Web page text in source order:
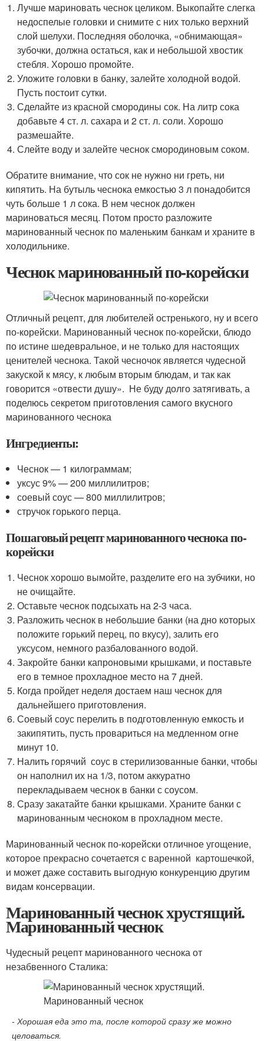
Лучше мариновать чеснок целиком. Выкопайте слегка
недоспелые головки и снимите с них только верхний
слой шелухи. Последняя оболочка, «обнимающая»
зубочки, должна остаться, как и небольшой хвостик
стебля. Хорошо промойте.
Уложите головки в банку, залейте холодной водой.
Пусть постоит сутки.
Сделайте из красной смородины сок. На литр сока
добавьте 4 ст. л. сахара и 2 ст. л. соли. Хорошо
размешайте.
Слейте воду и залейте чеснок смородиновым соком.
Обратите внимание, что сок не нужно ни греть, ни
кипятить. На бутыль чеснока емкостью 3 л понадобится
чуть больше 1 л сока. В нем чеснок должен
мариноваться месяц. Потом просто разложите
маринованный чеснок по маленьким банкам и храните в
холодильнике.
Чеснок маринованный по-корейски
Отличный рецепт, для любителей остренького, ну и всего
по-корейски. Маринованный чеснок по-корейски, блюдо
по истине шедевральное, и не только для настоящих
ценителей чеснока. Такой чесночок является чудесной
закуской к мясу, к любым вторым блюдам, и так как
говорится «отвести душу». Не буду долго затягивать, а
поделюсь секретом приготовления самого вкусного
маринованного чеснока
Ингредиенты:
Чеснок — 1 килограммам;
уксус 9% — 200 миллилитров;
соевый соус — 800 миллилитров;
стручок горького перца.
Пошаговый рецепт маринованного чеснока по-
корейски
Чеснок хорошо вымойте, разделите его на зубчики, но
не очищайте.
Оставьте чеснок подсыхать на 2-3 часа.
Разложить чеснок в небольшие банки (на дно которых
положите горький перец, по вкусу), залить его
уксусом, немного разбалованного водой.
Закройте банки капроновыми крышками, и поставьте
его в темное прохладное место на 7 дней.
Когда пройдет неделя достаем наш чеснок для
дальнейшего приготовления.
Соевый соус перелить в подготовленную емкость и
закипятить, пусть провариться на медленном огне
минут 10.
Налить горячий соус в стерилизованные банки, чтобы
он наполнил их на 1/3, потом аккуратно
перекладываем чеснок в банки с соусом.
Сразу закатайте банки крышками. Храните банки с
маринованным чесноком в прохладном месте.
Маринованный чеснок по-корейски отличное угощение,
которое прекрасно сочетается с варенной картошечкой,
и может даже составить выгодную конкуренцию другим
видам консервации.
Маринованный чеснок хрустящий.
Маринованный чеснок
Чудесный рецепт маринованного чеснока от
незабвенного Сталика:
- Хорошая еда это та, после которой сразу же можно
целоваться.